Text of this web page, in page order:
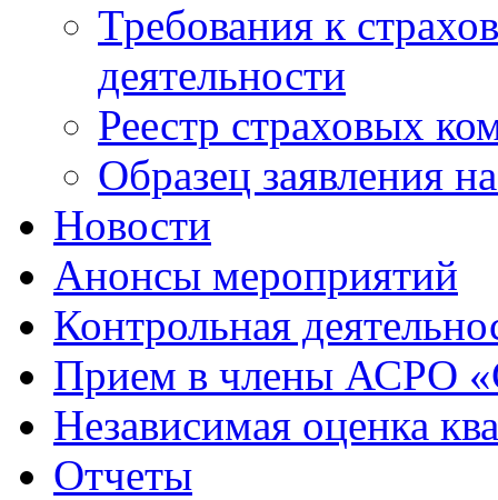
Требования к
деятельности
Реестр страховых
Образец заявления
Новости
Анонсы мероприятий
Контрольная
Прием в члены АСРО
Независимая оценка
Отчеты